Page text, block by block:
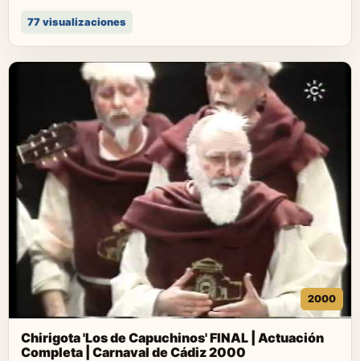
77 visualizaciones
2000
Chirigota 'Los de Capuchinos' FINAL | Actuación
Completa | Carnaval de Cádiz 2000